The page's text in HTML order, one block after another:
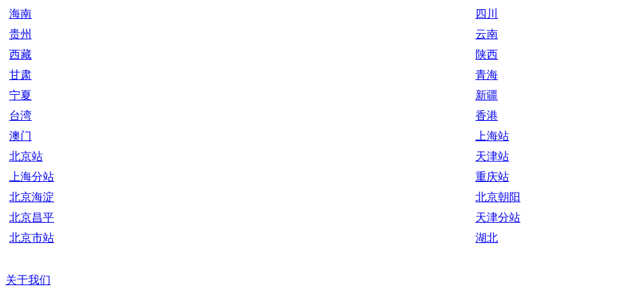
海南
四川
贵州
云南
西藏
陕西
甘肃
青海
宁夏
新疆
台湾
香港
澳门
上海站
北京站
天津站
上海分站
重庆站
北京海淀
北京朝阳
北京昌平
天津分站
北京市站
湖北
关于我们